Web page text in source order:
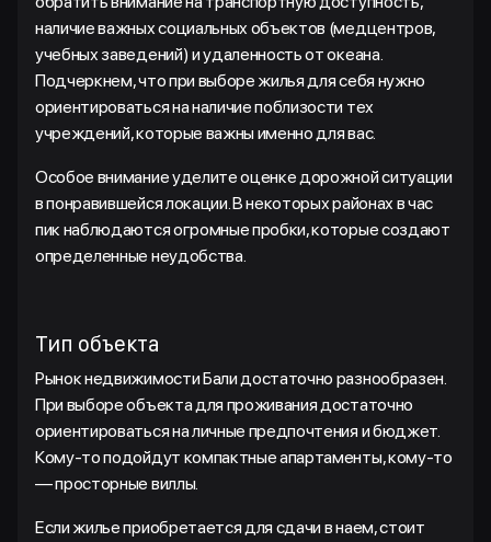
наличие важных социальных объектов (медцентров,
учебных заведений) и удаленность от океана.
Подчеркнем, что при выборе жилья для себя нужно
ориентироваться на наличие поблизости тех
учреждений, которые важны именно для вас.
Особое внимание уделите оценке дорожной ситуации
в понравившейся локации. В некоторых районах в час
пик наблюдаются огромные пробки, которые создают
определенные неудобства.
Тип объекта
Рынок недвижимости Бали достаточно разнообразен.
При выборе объекта для проживания достаточно
ориентироваться на личные предпочтения и бюджет.
Кому-то подойдут компактные апартаменты, кому-то
— просторные виллы.
Если жилье приобретается для сдачи в наем, стоит